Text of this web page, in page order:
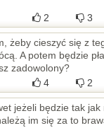
2 3
żeby cieszyć się z
A potem będzie
zadowolony?
4 2
jeżeli będzie tak
im się za to